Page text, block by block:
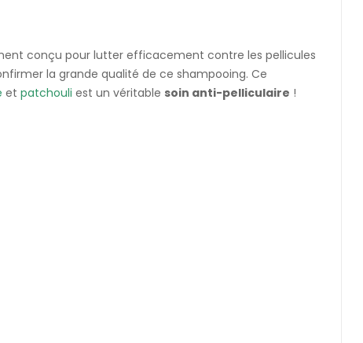
conçu pour lutter efficacement contre les pellicules
la grande qualité de ce shampooing. Ce
et patchouli est un véritable soin anti-pelliculaire !